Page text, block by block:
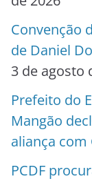
Convenção
de Daniel
3 de agosto
Prefeito do
Mangão
aliança com
PCDF